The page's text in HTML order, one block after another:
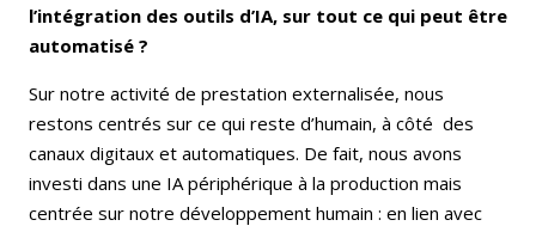
l’intégration des outils d’IA, sur tout ce qui peut être
automatisé ?
Sur notre activité de prestation externalisée, nous
restons centrés sur ce qui reste d’humain, à côté des
canaux digitaux et automatiques. De fait, nous avons
investi dans une IA périphérique à la production mais
centrée sur notre développement humain : en lien avec